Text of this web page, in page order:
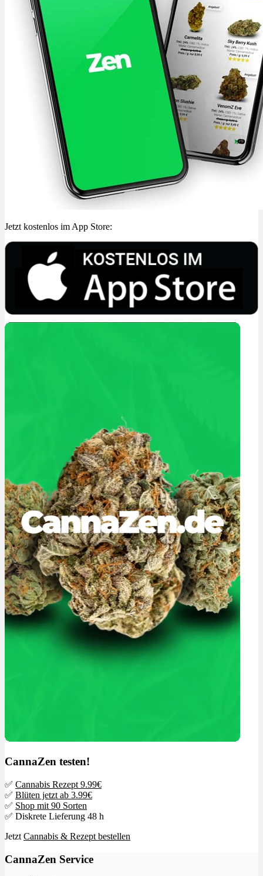
Jetzt kostenlos im App Store:
CannaZen testen!
✅ Cannabis Rezept 9.99€
✅ Blüten jetzt ab 3.99€
✅ Shop mit 90 Sorten
✅ Diskrete Lieferung 48 h
Jetzt Cannabis & Rezept bestellen
CannaZen Service